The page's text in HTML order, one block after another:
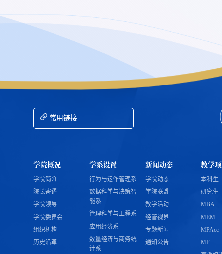
常用链接
学院概况
学院简介
院长寄语
学院领导
学院委员会
组织机构
历史沿革
学系设置
行为与运作管理系
数据科学与决策智
能系
管理科学与工程系
应用经济系
数量经济与商务统
计系
新闻动态
学院动态
学院联盟
教学活动
经管视界
专题新闻
通知公告
教学
本科生
研究生
MBA
MEM
MPAcc
MF